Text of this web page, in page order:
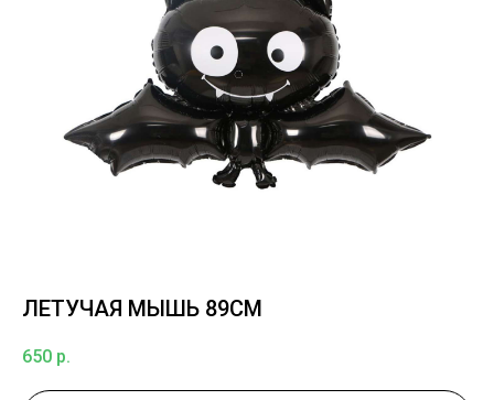
ЛЕТУЧАЯ МЫШЬ 89СМ
650 р.